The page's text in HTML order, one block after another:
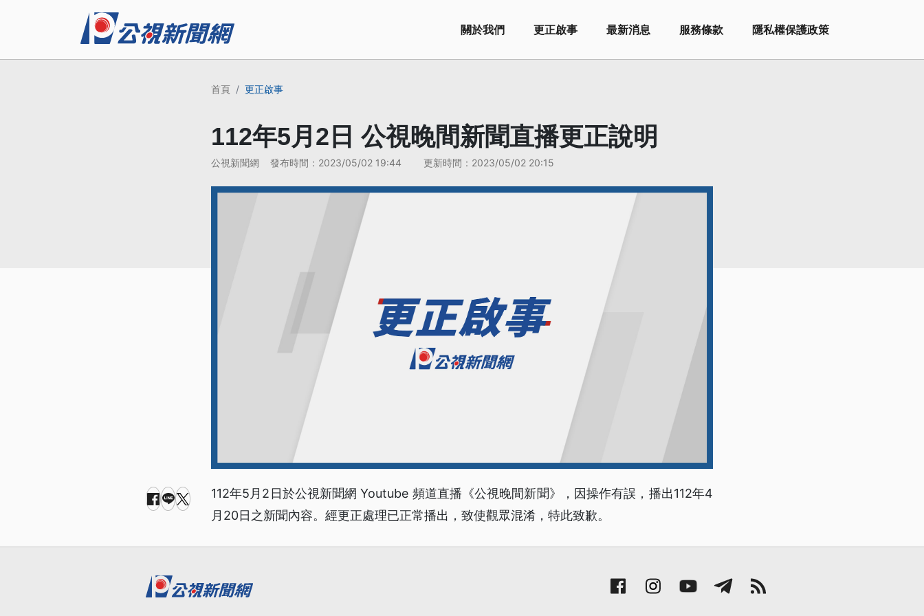
關於我們 更正啟事 最新消息 服務條款 隱私權保護政策
首頁 更正啟事
112年5月2日 公視晚間新聞直播更正說明
公視新聞網 發布時間： 2023/05/02 19:44 更新時間： 2023/05/02 20:15
112年5月2日於公視新聞網 Youtube 頻道直播《公視晚間新聞》，因操作有誤，播出112年4
月20日之新聞內容。經更正處理已正常播出，致使觀眾混淆，特此致歉。